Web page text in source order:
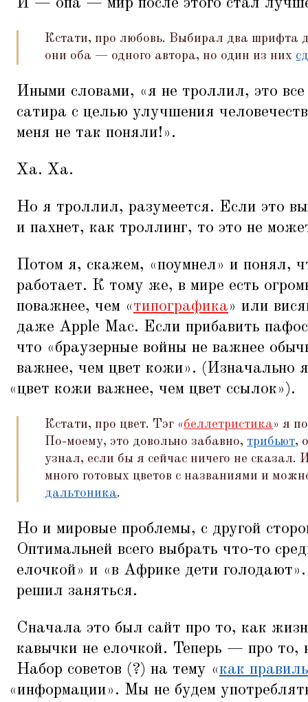
И — опа — мир после этого стал
Кстати, про любовь. Выбирал два шрифта
они оба — одного автора, но один из них
Иными словами, «я не троллил, это
сатира с целью улучшения
меня не так поняли!».
Ха. Ха.
Но я троллил, разумеется. Если это
и пахнет, как троллинг, то это не
Потом я, скажем, «поумнел» и понял,
работает. К тому же, в мире есть
поважнее, чем «типографика» или
даже Apple Mac. Если прибавить
что «браузерные войны не важнее
важнее, чем цвет кожи». (Изначально
«цвет кожи важнее, чем цвет ссылок»).
Кстати, про цвет. Тэг «беллетристика» я
По-моему, это довольно забавно, трибьют,
узнал, если бы я сейчас ничего не
много готовых цветов с названиями и
дальтоника.
Но и мировые проблемы, с другой
Оптимальней всего выбрать что-то
елочкой» и «в Африке дети
решил заняться.
Сначала это был сайт про то, как
кавычки не елочкой. Теперь — про то,
Набор советов (?) на тему «как
«информации». Мы не будем